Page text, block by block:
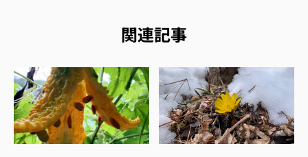
関連記事